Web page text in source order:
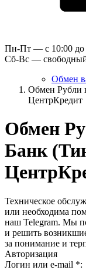
Пн-Пт — c 10:00 до
Сб-Вс —
Обмен
Обмен Рубли
ЦентрКредит
Обмен
Банк
Техническое
или необходима
наш Telegram. Мы
и решить
за понимание и
Авторизация
Логин или e-mail *: